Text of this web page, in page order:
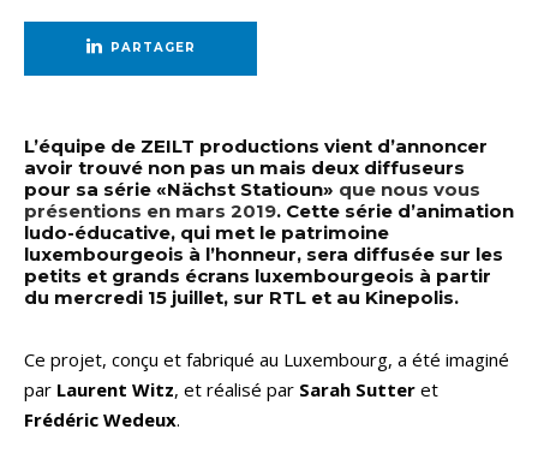
PARTAGER
L’équipe de ZEILT productions vient d’annoncer
avoir trouvé non pas un mais deux diffuseurs
pour sa série «Nächst Statioun» que nous vous
présentions en mars 2019. Cette série d’animation
ludo-éducative, qui met le patrimoine
luxembourgeois à l’honneur, sera diffusée sur les
petits et grands écrans luxembourgeois à partir
du mercredi 15 juillet, sur RTL et au Kinepolis.
Ce projet, conçu et fabriqué au Luxembourg, a été imaginé
par Laurent Witz, et réalisé par Sarah Sutter et
Frédéric Wedeux.